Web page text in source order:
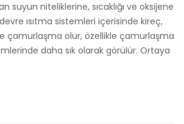
suyun niteliklerine, sıcaklığı ve oksijene
ısıtma sistemleri içerisinde kireç,
çamurlaşma olur, özellikle çamurlaşma
daha sık olarak görülür. Ortaya